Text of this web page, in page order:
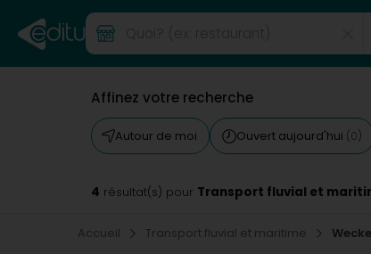
Affinez votre recherche
Autour de moi Ouvert aujourd'hui (0)
4 résultat(s) pour Transport fluvial et
Accueil Transport fluvial et maritime